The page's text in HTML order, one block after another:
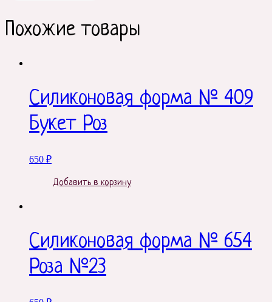
Похожие товары
Силиконовая форма № 409
Букет Роз
650 ₽
Добавить в корзину
Силиконовая форма № 654
Роза №23